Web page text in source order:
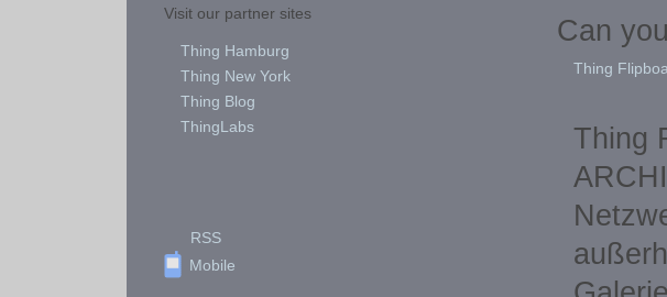
Visit our partner sites
Thing Hamburg
Thing New York
Thing Blog
ThingLabs
RSS
Mobile
Can
Thing
Thing